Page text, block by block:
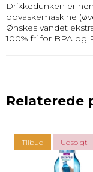
Drikkedunken er
opvaskemaskine
Ønskes vandet
100% fri for BPA og
Relaterede
Tilbud Udsolgt